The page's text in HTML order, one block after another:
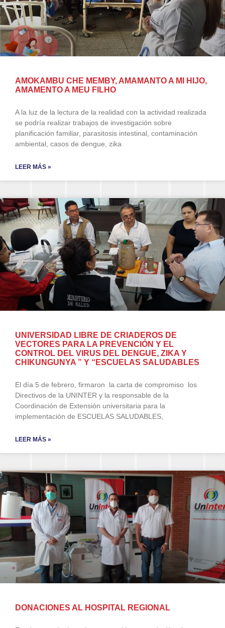
AMOKAMBU CHE MEMBY, AMAMANTO A MI HIJO,
AMAMENTO A MEU FILHO
A la luz de la lectura de la realidad con la actividad realizada
se podría realizar trabajos de investigación sobre
planificación familiar, parasitosis intestinal, contaminación
ambiental, casos de dengue, zika
LEER MÁS »
UNIVERSIDAD LIBRE DE CRIADEROS DE
VECTORES PARA LA PREVENCIÓN Y EL
CONTROL DEL VIRUS DEL DENGUE, ZIKA Y
CHIKUNGUNYA ” Y “ESCUELAS SALUDABLES
El día 5 de febrero, firmaron la carta de compromiso los
Directivos de la UNINTER y la responsable de la
Coordinación de Extensión universitaria para la
implementación de ESCUELAS SALUDABLES,
LEER MÁS »
DONACIONES AL HOSPITAL REGIONAL